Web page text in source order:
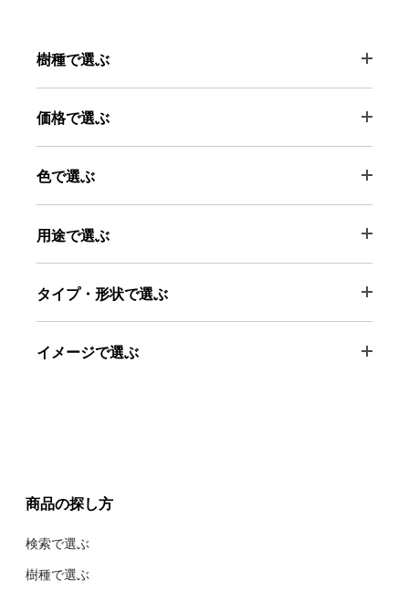
樹種で選ぶ
価格で選ぶ
色で選ぶ
用途で選ぶ
タイプ・形状で選ぶ
イメージで選ぶ
商品の探し方
検索で選ぶ
樹種で選ぶ